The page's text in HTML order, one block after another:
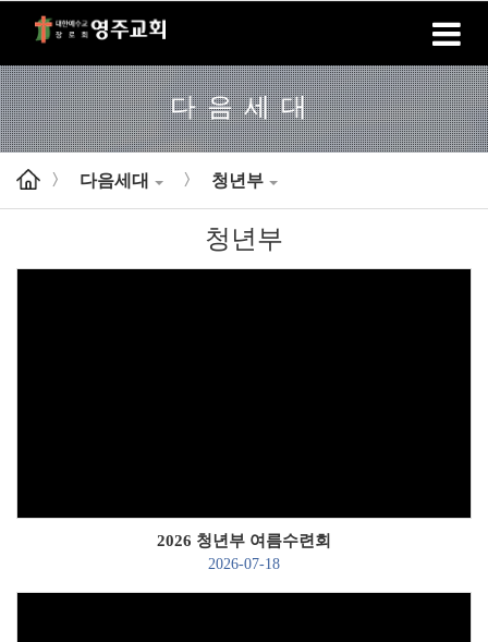
홈 로그인 회원가입
다음세대
> 다음세대 > 청년부
청년부
2026 청년부 여름수련회
2026-07-18